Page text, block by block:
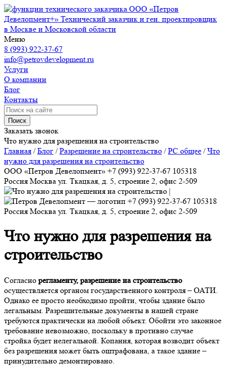
ООО «Петров
Девелопмент+» Технический заказчик и ген. проектировщик
в Москве и Московской области
Меню
8 (993) 922-37-67
info@petrovdevelopment.ru
Услуги
О компании
Блог
Контакты
Поиск
Заказать звонок
Что нужно для разрешения на строительство
Главная /Блог /Разрешение на строительство /РС общее /Что
нужно для разрешения на строительство
ООО «Петров Девелопмент» +7 (993) 922-37-67 105318
Россия Москва ул. Ткацкая, д. 5, строение 2, офис 2-509
+7 (993) 922-37-67 105318
Россия Москва ул. Ткацкая, д. 5, строение 2, офис 2-509
Что нужно для разрешения на
строительство
Согласно регламенту, разрешение на строительство
осуществляется органом государственного контроля – ОАТИ.
Однако ее просто необходимо пройти, чтобы здание было
легальным. Разрешительные документы в нашей стране
требуются практически на любой объект. Обойти это законное
требование невозможно, поскольку в противно случае
стройка будет нелегальной. Копания, которая возводит объект
без разрешения может быть оштрафована, а такое здание –
принудительно демонтировано.